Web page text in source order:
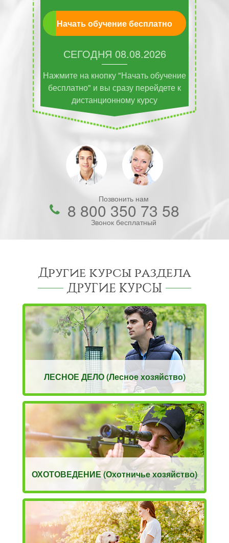
Начать обучение бесплатно
СЕГОДНЯ 08.08.2026
Нажмите на кнопку "Начать обучение
бесплатно" и вы сразу перейдете к
дистанционному курсу
Позвонить нам
8 800 350 73 58
Звонок бесплатный
Другие курсы раздела
ДРУГИЕ КУРСЫ
ЛЕСНОЕ ДЕЛО (Лесное хозяйство)
ОХОТОВЕДЕНИЕ (Охотничье хозяйство)